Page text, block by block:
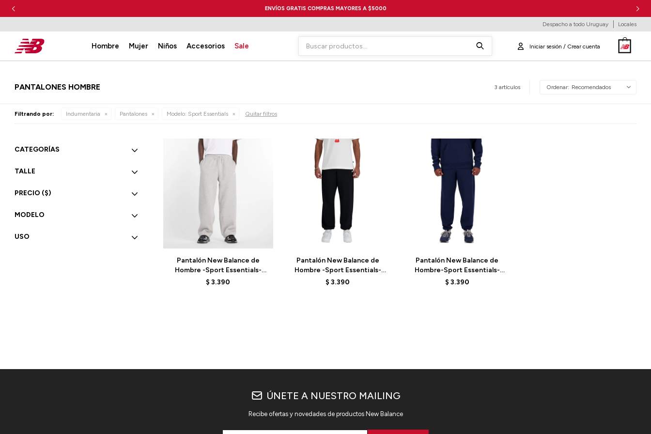
ENVÍOS GRATIS COMPRAS MAYORES A $5000
Hombre Mujer Niños Accesorios Sale
Despacho a todo Uruguay Locales
PANTALONES HOMBRE 3 artículos Recomendados
Filtrando por: Indumentaria Pantalones Modelo: Sport Essentials Quitar filtros
Pantalón New Balance de
Hombre -Sport Essentials-
MP53506AG - GREY
$ 3.390
Pantalón New Balance de
Hombre -Sport Essentials-
MP41519BK - BLACK
$ 3.390
Pantalón New Balance de
Hombre-Sport Essentials-
MP41519NNY - BLUE
$ 3.390
CATEGORÍAS
TALLE
PRECIO ($)
MODELO
USO
ÚNETE A NUESTRO MAILING
Recibe ofertas y novedades de productos New Balance